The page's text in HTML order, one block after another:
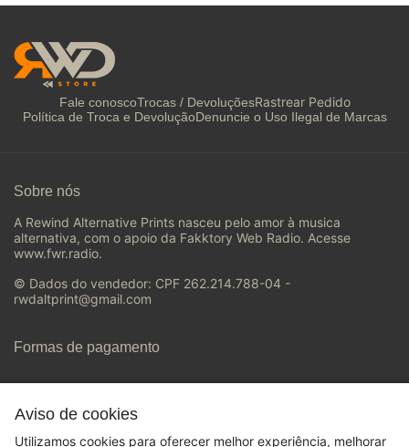
Aviso de cookies
Utilizamos cookies para oferecer melhor experiência, melhorar
Fale conoscoTrocas / DevoluçõesRastrear Pedido
Política de Troca e DevoluçãoDenuncie o Uso Ilegal de Marcas
Sobre nós
A Rewind Alternative Prints nasceu pelo amor à musica
alternativa, com o apoio da Fakktory Web Radio. Acesse
www.fwr.radio.
© Dados do vendedor: CPF 262.214.788-04 -
rwdaltprint@gmail.com
Formas de pagamento